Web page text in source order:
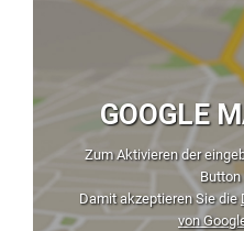
GOOGLE
Zum Aktivieren der
Damit akzeptieren Sie die
von